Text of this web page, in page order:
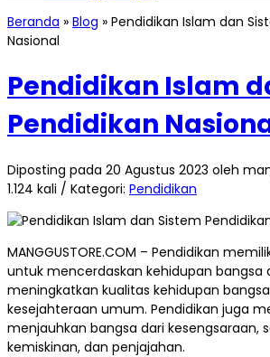
Beranda » Blog » Pendidikan Islam dan
Nasional
Pendidikan Islam
Pendidikan
Diposting pada 20 Agustus 2023 oleh
1.124 kali / Kategori: Pendidikan
MANGGUSTORE.COM – Pendidikan
untuk mencerdaskan kehidupan bangsa
meningkatkan kualitas kehidupan
kesejahteraan umum. Pendidikan juga
menjauhkan bangsa dari kesengsaraan,
kemiskinan, dan penjajahan.